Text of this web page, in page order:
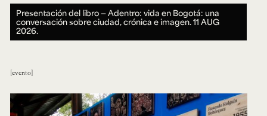
Presentación del libro — Adentro: vida en Bogotá: una
conversación sobre ciudad, crónica e imagen.11 AUG
2026.
evento